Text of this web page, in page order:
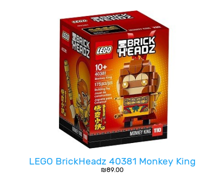
LEGO BrickHeadz 40381 Monkey King
₪89.00